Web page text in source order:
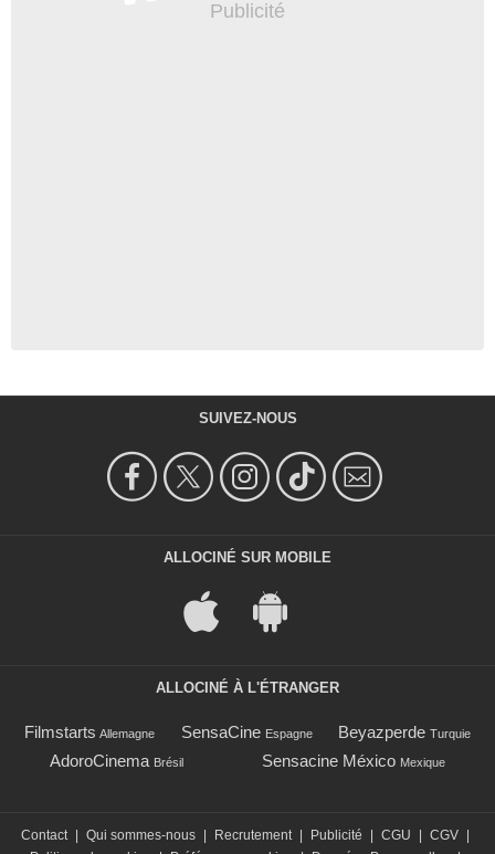
SUIVEZ-NOUS
ALLOCINÉ SUR MOBILE
ALLOCINÉ À L'ÉTRANGER
Filmstarts Allemagne SensaCine Espagne Beyazperde Turquie
AdoroCinema Brésil Sensacine México Mexique
Contact | Qui sommes-nous | Recrutement | Publicité | CGU | CGV |